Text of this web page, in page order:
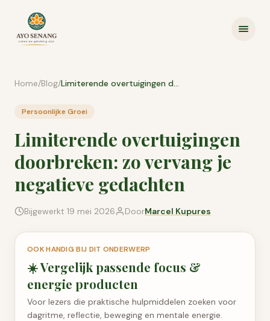
Home/Blog/ Limiterende overtuigingen doorbreken: zo vervang je negatieve gedachten
Persoonlijke Groei
Limiterende overtuigingen
doorbreken: zo vervang je
negatieve gedachten
Bijgewerkt 19 mei 2026 DoorMarcel Kupures
OOK HANDIG BIJ DIT ONDERWERP
☀️Vergelijk passende focus &
energie producten
Voor lezers die praktische hulpmiddelen zoeken voor
dagritme, reflectie, beweging en mentale energie.